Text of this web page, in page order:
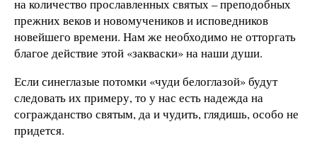
на количество прославленных святых – преподобных
прежних веков и новомучеников и исповедников
новейшего времени. Нам же необходимо не отторгать
благое действие этой «закваски» на наши души.
Если синеглазые потомки «чуди белоглазой» будут
следовать их примеру, то у нас есть надежда на
согражданство святым, да и чудить, глядишь, особо не
придется.